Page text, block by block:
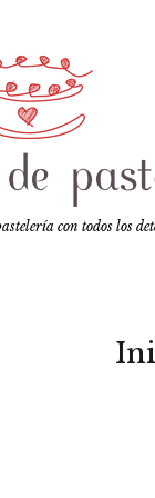
con todos los